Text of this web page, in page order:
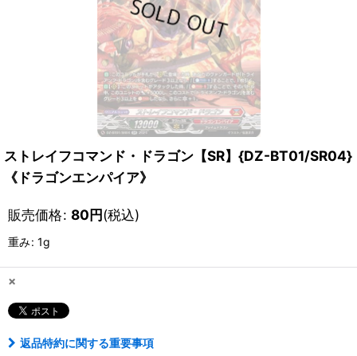
ストレイフコマンド・ドラゴン【SR】{DZ-BT01/SR04}
《ドラゴンエンパイア》
販売価格: 80円(税込)
重み: 1g
×
返品特約に関する重要事項